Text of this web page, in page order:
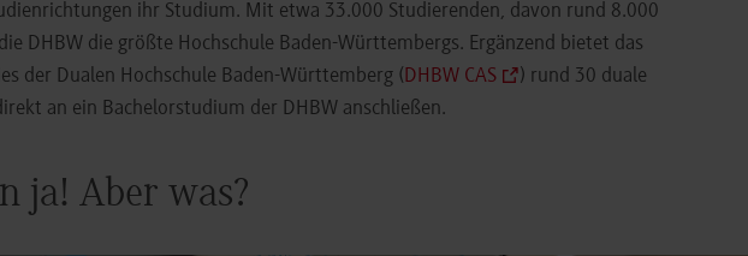
ihr Studium. Mit etwa 33.000 Studierenden, davon rund 8.000
DHBW die größte Hochschule Baden-Württembergs. Ergänzend bietet das
der Dualen Hochschule Baden-Württemberg (DHBW CAS
) rund 30 duale
an ein Bachelorstudium der DHBW anschließen.
ja! Aber was?